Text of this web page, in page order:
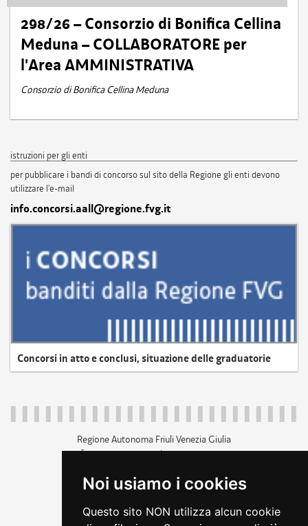
Noi usiamo i cookies
Questo sito NON utilizza alcun cookie
298/26 – Consorzio di Bonifica Cellina
Meduna – COLLABORATORE per
l'Area AMMINISTRATIVA
Consorzio di Bonifica Cellina Meduna
istruzioni per gli enti
per pubblicare i bandi di concorso sul sito della Regione gli enti devono
utilizzare l'e-mail
info.concorsi.aall@regione.fvg.it
Concorsi in atto e conclusi, situazione delle graduatorie
Regione Autonoma Friuli Venezia Giulia
c.f. 80014930327; p.iva 00526040324
+39 040 3771111